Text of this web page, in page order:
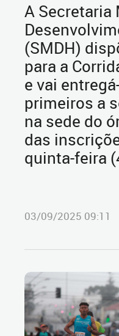
A Secretaria
(SMDH)
para a
e vai
primeiros a
na sede do
das
quinta-feira
03/09/2025 09:11